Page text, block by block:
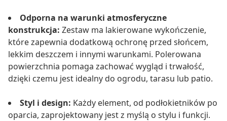
Odporna na warunki atmosferyczne
konstrukcja: Zestaw ma lakierowane wykończenie,
które zapewnia dodatkową ochronę przed słońcem,
lekkim deszczem i innymi warunkami. Polerowana
powierzchnia pomaga zachować wygląd i trwałość,
dzięki czemu jest idealny do ogrodu, tarasu lub patio.
Styl i design: Każdy element, od podłokietników po
oparcia, zaprojektowany jest z myślą o stylu i funkcji.